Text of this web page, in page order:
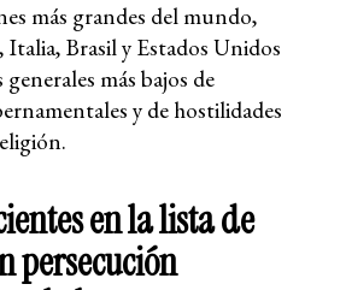
más grandes del mundo,
Italia, Brasil y Estados Unidos
más bajos de
y de hostilidades
en la lista de
persecución